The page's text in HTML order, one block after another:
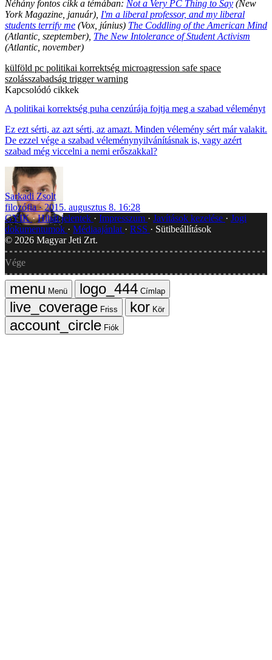
Néhány fontos cikk a témában: Not a Very PC Thing to Say (New
York Magazine, január), I'm a liberal professor, and my liberal
students terrify me (Vox, június) The Coddling of the American Mind
(Atlantic, szeptember), The New Intolerance of Student Activism
(Atlantic, november)
külföld pc politikai korrektség microagression safe space
szolásszabadság trigger warning
Kapcsolódó cikkek
A politikai korrektség puha cenzúrája fojtja meg a szabad véleményt
Ez ezt sérti, az azt sérti, az amazt. Minden vélemény sért már valakit.
De ezzel vége a szabad véleménynyilvánításnak is, vagy azért
szabad még viccelni a nemi erőszakkal?
Sarkadi Zsolt
filozófia
2015. augusztus 8. 16:28
GYIK Hibát jelentek Impresszum Javítások kezelése
Jogi
dokumentumok
Médiaajánlat RSS
Sütibeállítások
© 2026 Magyar Jeti Zrt.
Vége
Menü
Címlap
Friss
Kör
Fiók